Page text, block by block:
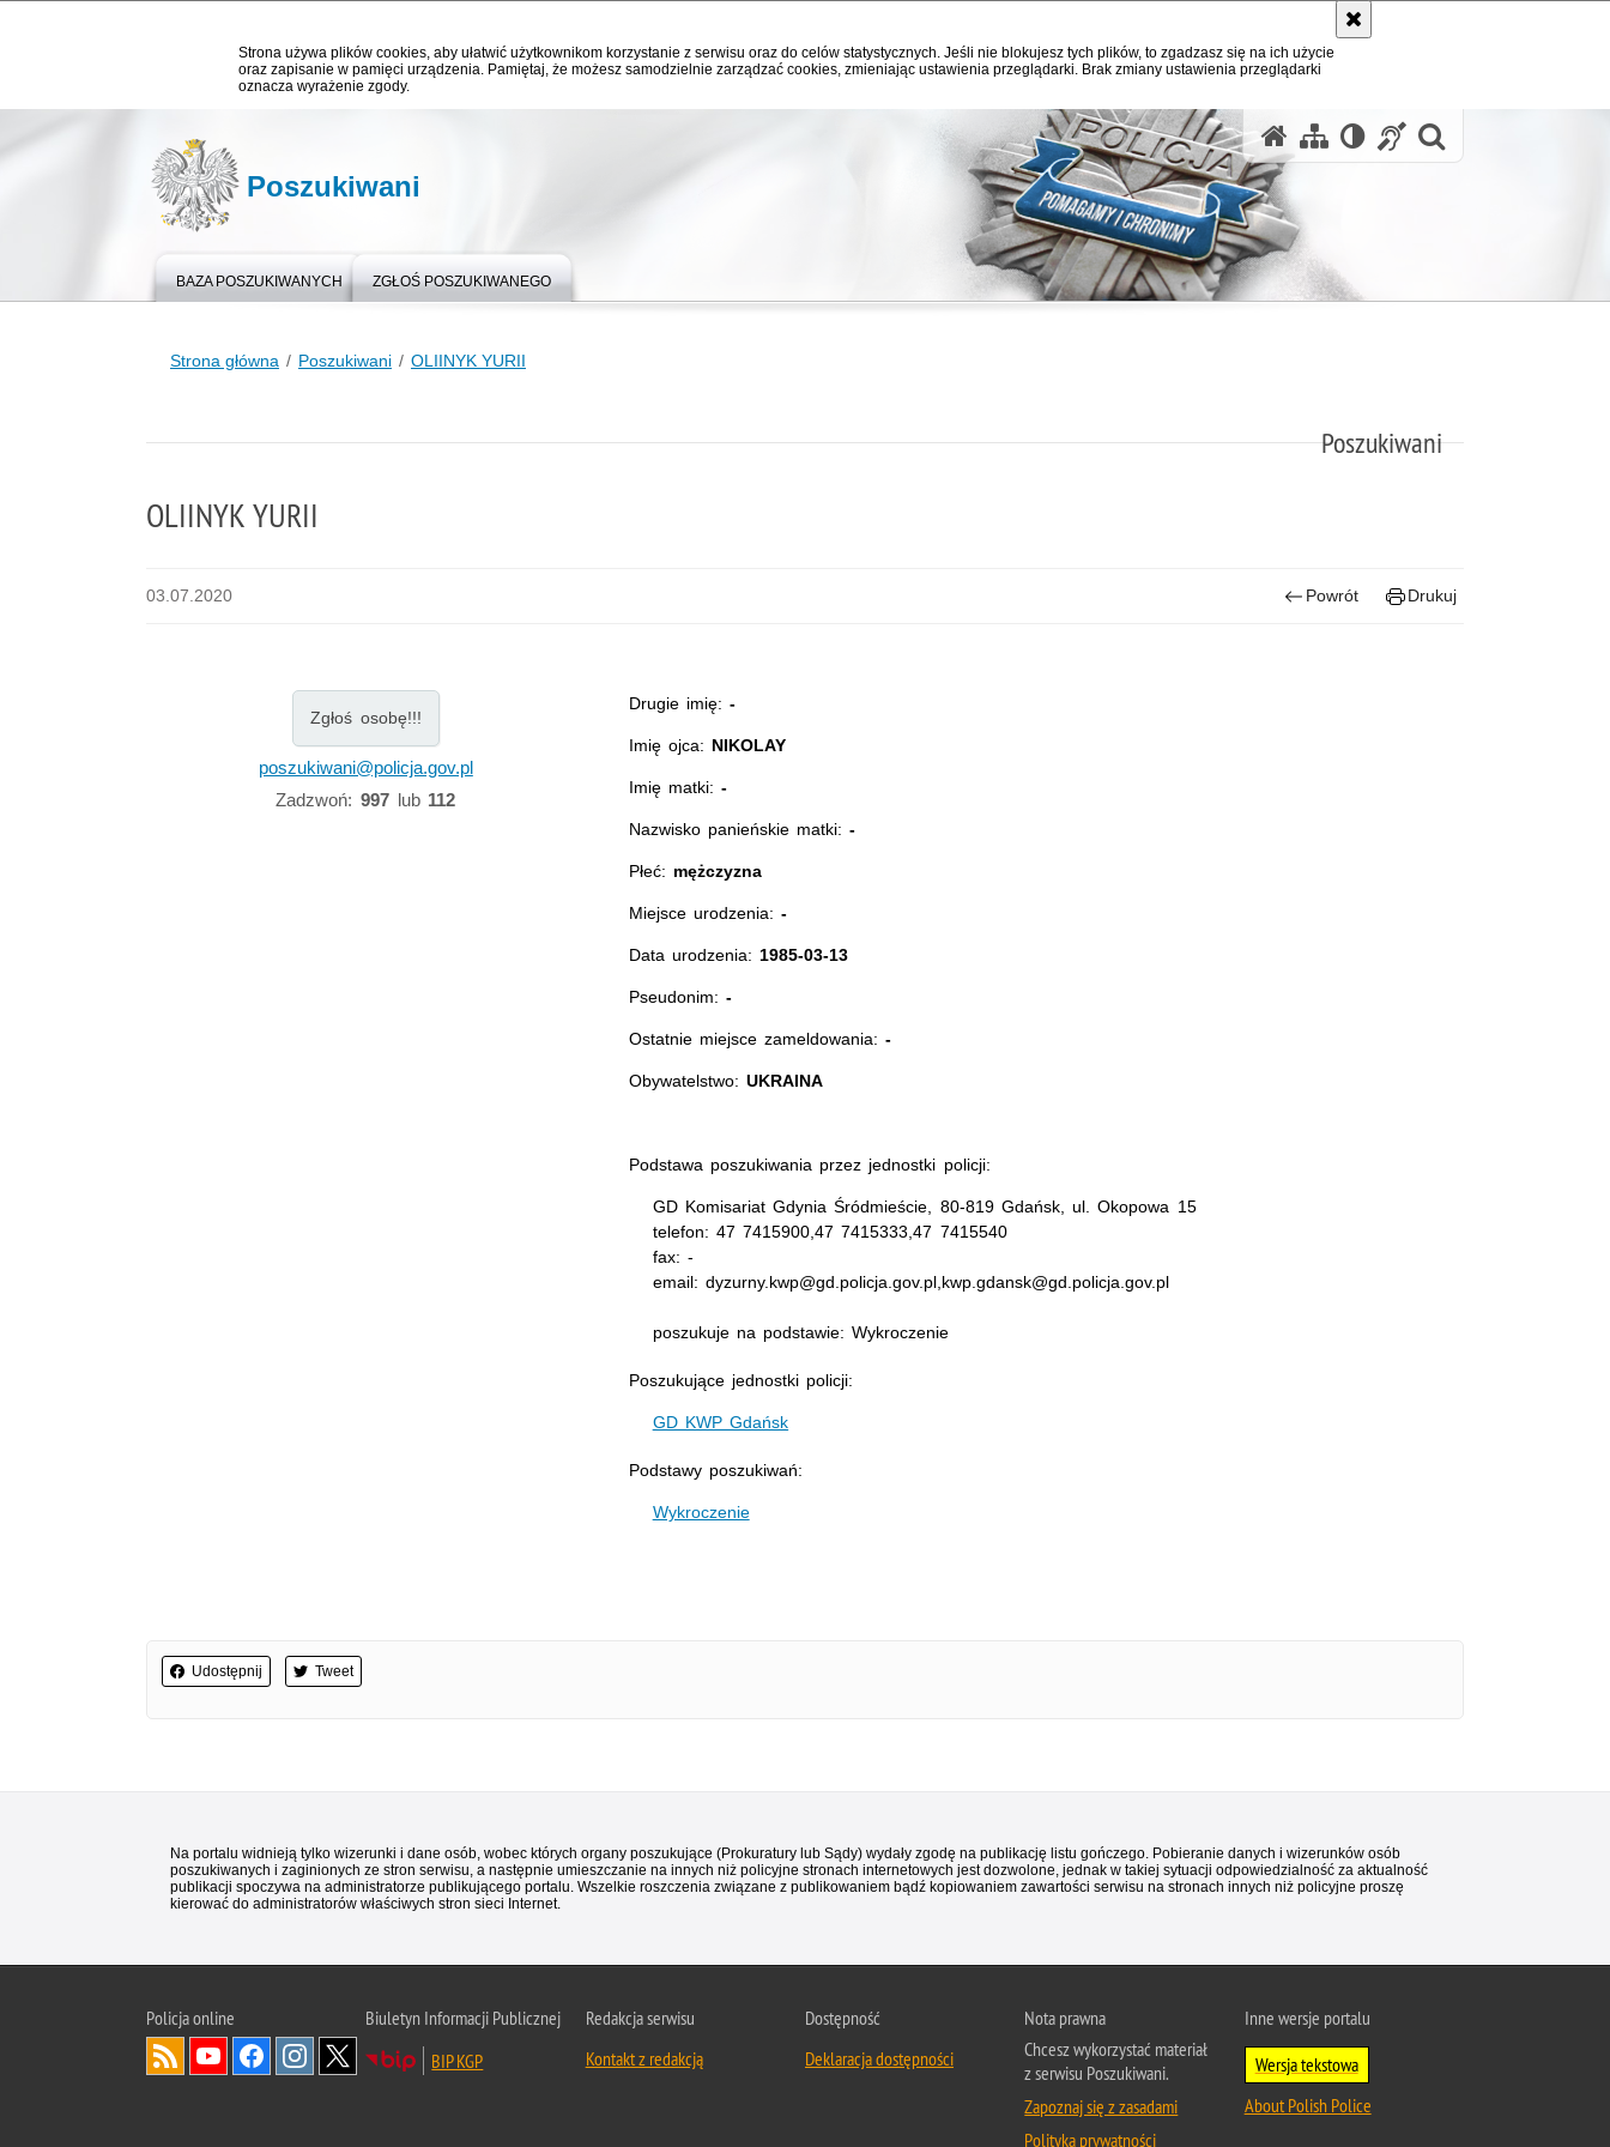
Strona używa plików cookies, aby ułatwić użytkownikom korzystanie z serwisu oraz do celów statystycznych. Jeśli nie blokujesz tych plików, to zgadzasz się na ich użycie
oraz zapisanie w pamięci urządzenia. Pamiętaj, że możesz samodzielnie zarządzać cookies, zmieniając ustawienia przeglądarki. Brak zmiany ustawienia przeglądarki
oznacza wyrażenie zgody.
Poszukiwani
BAZA POSZUKIWANYCH ZGŁOŚ POSZUKIWANEGO
Strona główna Poszukiwani OLIINYK YURII
Poszukiwani
OLIINYK YURII
03.07.2020 Powrót Drukuj
Zgłoś osobę!!!
poszukiwani@policja.gov.pl
Zadzwoń: 997lub 112
Drugie imię:-
Imię ojca: NIKOLAY
Imię matki:-
Nazwisko panieńskie matki:-
Płeć: mężczyzna
Miejsce urodzenia:-
Data urodzenia: 1985-03-13
Pseudonim: -
Ostatnie miejsce zameldowania:-
Obywatelstwo: UKRAINA
Podstawa poszukiwania przez jednostki policji:
GD Komisariat Gdynia Śródmieście, 80-819 Gdańsk, ul. Okopowa 15
telefon: 47 7415900,47 7415333,47 7415540
fax: -
email: dyzurny.kwp@gd.policja.gov.pl,kwp.gdansk@gd.policja.gov.pl
poszukuje na podstawie: Wykroczenie
Poszukujące jednostki policji:
GD KWP Gdańsk
Podstawy poszukiwań:
Wykroczenie
Udostępnij Tweet
Na portalu widnieją tylko wizerunki i dane osób, wobec których organy poszukujące (Prokuratury lub Sądy) wydały zgodę na publikację listu gończego. Pobieranie danych i wizerunków osób
poszukiwanych i zaginionych ze stron serwisu, a następnie umieszczanie na innych niż policyjne stronach internetowych jest dozwolone, jednak w takiej sytuacji odpowiedzialność za aktualność
publikacji spoczywa na administratorze publikującego portalu. Wszelkie roszczenia związane z publikowaniem bądź kopiowaniem zawartości serwisu na stronach innych niż policyjne proszę
kierować do administratorów właściwych stron sieci Internet.
Policjaonline
Biuletyn Informacji Publicznej
BIP KGP
Redakcja serwisu
Kontakt z redakcją
Dostępność
Deklaracja dostępności
Nota prawna
Chcesz wykorzystać materiał
z serwisu Poszukiwani.
Zapoznaj się z zasadami
Polityka prywatności
Inne wersje portalu
Wersja tekstowa
About Polish Police